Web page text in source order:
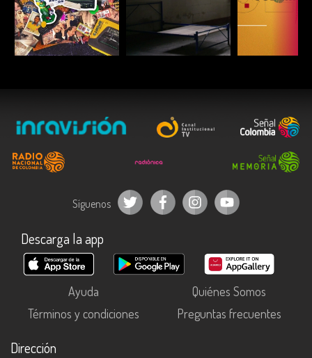
ESCUCHAR ESCUCHAR
Síguenos
Descarga la app
Ayuda
Quiénes Somos
Términos y condiciones
Preguntas frecuentes
Dirección